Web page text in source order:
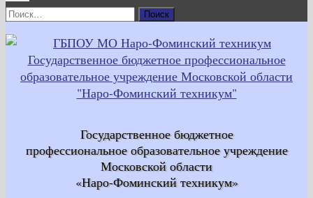
Найти:
Государственное бюджетное
профессиональное образовательное учреждение
Московской области
«Наро-Фоминский техникум»